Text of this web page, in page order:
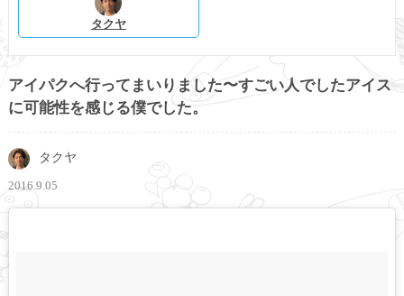
タクヤ
アイパクへ行ってまいりました〜すごい人でしたアイス
に可能性を感じる僕でした。
タクヤ
2016.9.05